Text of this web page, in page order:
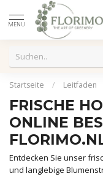
MENU
Startseite / Leitfaden
FRISCHE
ONLINE
Entdecken Sie unser
und langlebige